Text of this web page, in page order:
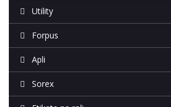
Utility
Forpus
Apli
Sorex